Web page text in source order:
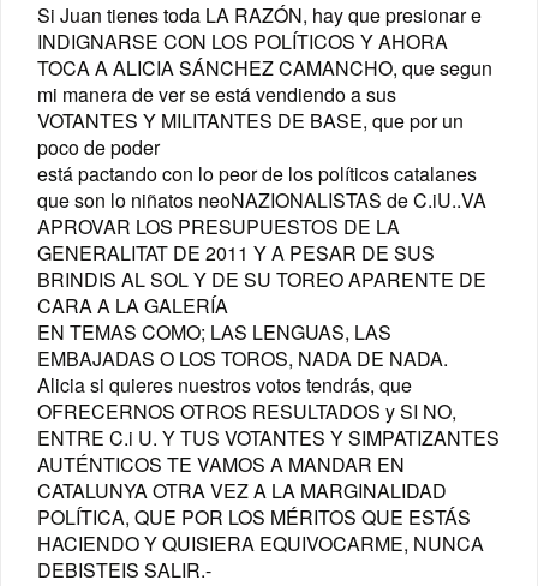
Si Juan tienes toda LA RAZÓN, hay que presionar e
INDIGNARSE CON LOS POLÍTICOS Y AHORA
TOCA A ALICIA SÁNCHEZ CAMANCHO, que segun
mi manera de ver se está vendiendo a sus
VOTANTES Y MILITANTES DE BASE, que por un
poco de poder
está pactando con lo peor de los políticos catalanes
que son lo niñatos neoNAZIONALISTAS de C.iU..VA
APROVAR LOS PRESUPUESTOS DE LA
GENERALITAT DE 2011 Y A PESAR DE SUS
BRINDIS AL SOL Y DE SU TOREO APARENTE DE
CARA A LA GALERÍA
EN TEMAS COMO; LAS LENGUAS, LAS
EMBAJADAS O LOS TOROS, NADA DE NADA.
Alicia si quieres nuestros votos tendrás, que
OFRECERNOS OTROS RESULTADOS y SI NO,
ENTRE C.i U. Y TUS VOTANTES Y SIMPATIZANTES
AUTÉNTICOS TE VAMOS A MANDAR EN
CATALUNYA OTRA VEZ A LA MARGINALIDAD
POLÍTICA, QUE POR LOS MÉRITOS QUE ESTÁS
HACIENDO Y QUISIERA EQUIVOCARME, NUNCA
DEBISTEIS SALIR.-